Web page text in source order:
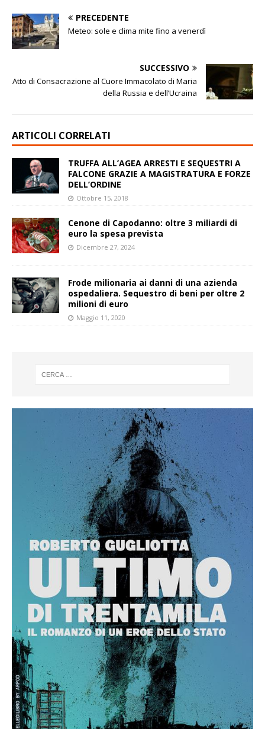
PRECEDENTE
Meteo: sole e clima mite fino a venerdì
SUCCESSIVO
Atto di Consacrazione al Cuore Immacolato di Maria
della Russia e dell’Ucraina
ARTICOLI CORRELATI
TRUFFA ALL’AGEA ARRESTI E SEQUESTRI A
FALCONE GRAZIE A MAGISTRATURA E FORZE
DELL’ORDINE
Ottobre 15, 2018
Cenone di Capodanno: oltre 3 miliardi di
euro la spesa prevista
Dicembre 27, 2024
Frode milionaria ai danni di una azienda
ospedaliera. Sequestro di beni per oltre 2
milioni di euro
Maggio 11, 2020